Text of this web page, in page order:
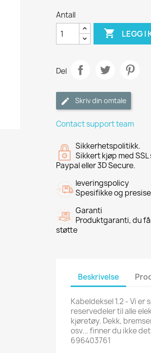
Antall
 LEGG I
Del
Skriv din omtale
Contact support team
Sikkerhetspolitikk.
Sikkert kjøp med
Paypal eller 3D Secure.
leveringspolicy
Spesifikke og
Garanti
Produktgaranti, du
støtte
Beskrivelse
Kabeldeksel 1.2 - Vi
reservedeler til alle
kjøretøy. Dekk,
osv... finner du ikke
696403761